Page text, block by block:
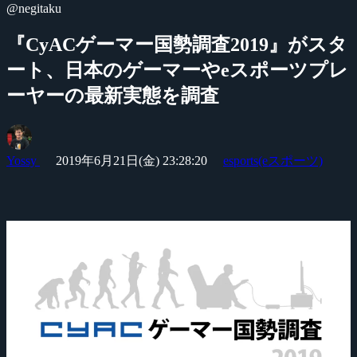
@negitaku
『CyACゲーマー国勢調査2019』がスタ
ート、日本のゲーマーやeスポーツプレ
ーヤーの最新実態を調査
Yossy 2019年6月21日(金) 23:28:20 esports(eスポーツ)